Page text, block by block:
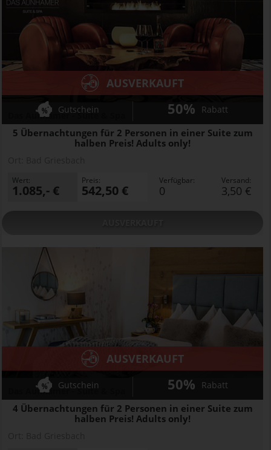
Das Aunhamer - Suite & Spa
5 Übernachtungen für 2 Personen in einer Suite zum
halben Preis! Adults only!
AUSVERKAUFT
Gutschein 50% Rabatt
Wert:
1.085,- €
Preis:
542,50 €
Verfügbar:
0
Versand:
3,50 €
Das Aunhamer - Suite & Spa
4 Übernachtungen für 2 Personen in einer Suite zum
halben Preis! Adults only!
AUSVERKAUFT
Gutschein 50% Rabatt